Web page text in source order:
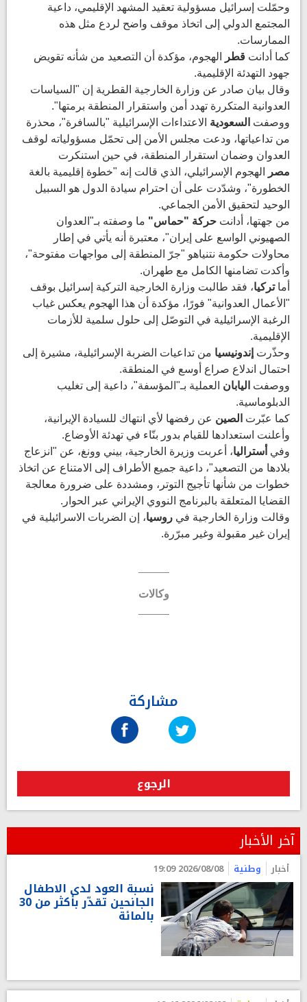
وحمّلت إسرائيل مسؤولية تعقيد المشهد الإقليمي، داعية
المجتمع الدولي إلى اتخاذ موقف واضح لردع مثل هذه
الممارسات.
كما أدانت قطر
الهجوم، مؤكدة أن التصعيد من شأنه تقويض
جهود التهدئة الإقليمية.
وقال بيان صادر عن وزارة الخارجية القطرية إن "السياسات
العدوانية المتكررة تهدد أمن واستقرار المنطقة برمتها".
ووصفت السعودية الاعتداءات الإسرائيلية "بالسافرة"، محذرة
من تداعياتها، ودعت مجلس الأمن إلى تحمّل مسؤولياته لوقف
العدوان وضمان استقرار المنطقة، في حين استنكرت
مصر
الهجوم الإسرائيلي، الذي قالت إنه "خطوة إقليمية بالغة
الخطورة"، وشدّدت على أن احترام سيادة الدول هو السبيل
الوحيد لتحقيق الأمن الجماعي.
من جهتها، أدانت حركة "حماس" ما وصفته بـ"العدوان
الصهيوني الواسع على إيران"، معتبرة أنه يأتي في إطار
محاولات حكومة نتنياهو "جرّ المنطقة إلى مواجهات مفتوحة"،
وأكدت تضامنها الكامل مع طهران.
أماتركيا، فقد طالبت وزارة الخارجية التركية إسرائيل بوقف
"الأعمال العدوانية" فورًا، مؤكدة أن هذا الهجوم يعكس غياب
الرغبة الإسرائيلية في التوصّل إلى حلول سلمية للأزمات
الإقليمية.
وحذّرت إندونيسيا من تداعيات الضربة الإسرائيلية، مشيرة إلى
احتمال اندلاع صراع أوسع في المنطقة.
ووصفت اليابان العملية بـ"المؤسفة"، داعية إلى تغليب
الدبلوماسية.
كما عبّرت الصين عن رفضها لأي انتهاك للسيادة الإيرانية،
وأعلنت استعدادها للقيام بدور بنّاء في تهدئة الأوضاع.
وفي أستراليا، أعربت وزيرة الخارجية، بيني وونغ، عن "انزعاج
بلادها من التصعيد"، داعية جميع الأطراف إلى الامتناع عن اتخاذ
خطوات من شأنها تأجيج التوتر، ومشددة على ضرورة معالجة
القضايا المتعلقة بالبرنامج النووي الإيراني عبر الحوار.
وقالت وزارة الخارجية في روسيا، إن الضربات الاسرائيلية في
إيران غير مقبولة وغير مبرّرة.
وكالات
مشاركة
الرجوع
آخر الأخبار
أخبار وطنية 2026/08/08 19:09
نسبة العود لدى الاطفال
الجانحين تقدّر بأكثر من 30
بالمائة